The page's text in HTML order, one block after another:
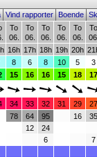
Vind rapporterBoende
To
06.
To
06.
To
06.
To
06.
To
06.
To
16h 17h 18h 19h 20h
8 6 8 10 5
3
15 16 16 15 18
17
34 33 32 31 29 27
78
64
12
95
24
6
16 35
7